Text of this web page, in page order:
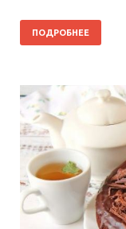
ПОДРОБНЕЕ